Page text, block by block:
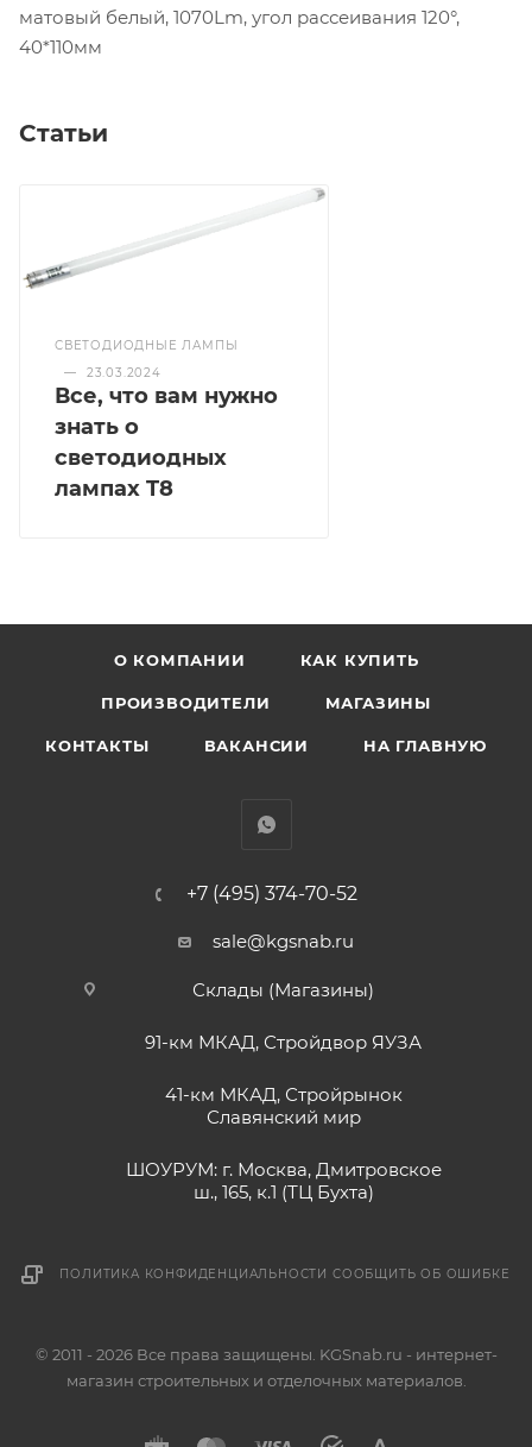
матовый белый, 1070Lm, угол рассеивания 120°,
40*110мм
Статьи
СВЕТОДИОДНЫЕ ЛАМПЫ
—
23.03.2024
Все, что вам нужно
знать о
светодиодных
лампах T8
О КОМПАНИИ КАК КУПИТЬ
ПРОИЗВОДИТЕЛИ МАГАЗИНЫ
КОНТАКТЫ ВАКАНСИИ НА ГЛАВНУЮ
+7 (495) 374-70-52
sale@kgsnab.ru
Склады (Магазины)
91-км МКАД, Стройдвор ЯУЗА
41-км МКАД, Стройрынок
Славянский мир
ШОУРУМ: г. Москва, Дмитровское
ш., 165, к.1 (ТЦ Бухта)
ПОЛИТИКА КОНФИДЕНЦИАЛЬНОСТИ СООБЩИТЬ ОБ ОШИБКЕ
© 2011 - 2026 Все права защищены. KGSnab.ru - интернет-
магазин строительных и отделочных материалов.